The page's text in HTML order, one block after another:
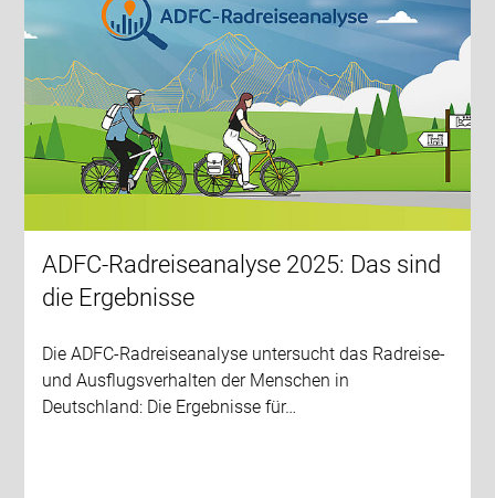
ADFC-Radreiseanalyse 2025: Das sind
die Ergebnisse
Die ADFC-Radreiseanalyse untersucht das Radreise-
und Ausflugsverhalten der Menschen in
Deutschland: Die Ergebnisse für…